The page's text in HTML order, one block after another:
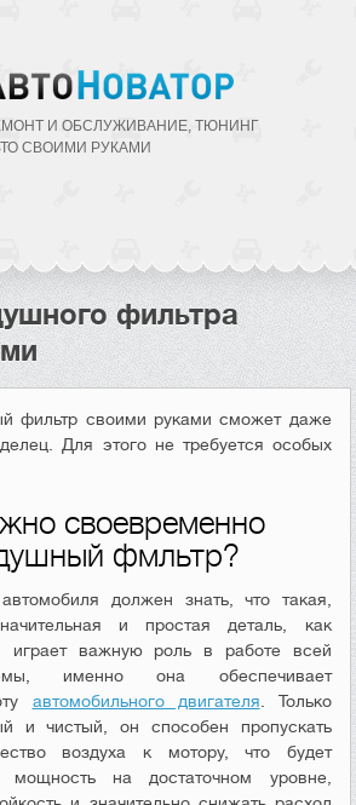
И ОБСЛУЖИВАНИЕ, ТЮНИНГ
CВОИМИ РУКАМИ
фильтра
фильтр своими руками сможет даже
Для этого не требуется особых
своевременно
фмльтр?
должен знать, что такая,
и простая деталь, как
играет важную роль в работе всей
именно она обеспечивает
автомобильного двигателя . Только
и чистый, он способен пропускать
воздуха к мотору, что будет
мощность на достаточном уровне,